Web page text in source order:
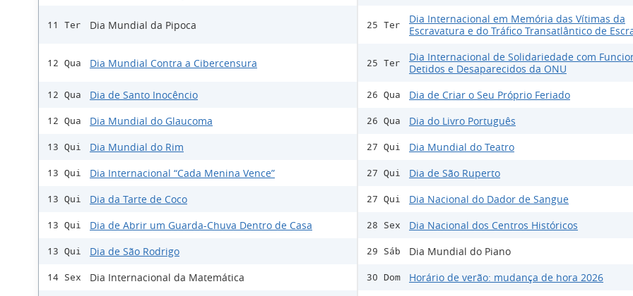
11 Ter Dia Mundial da Pipoca
12 Qua Dia Mundial Contra a Cibercensura
12 Qua Dia de Santo Inocêncio
12 Qua Dia Mundial do Glaucoma
13 Qui Dia Mundial do Rim
13 Qui Dia Internacional “Cada Menina Vence”
13 Qui Dia da Tarte de Coco
13 Qui Dia de Abrir um Guarda-Chuva Dentro de Casa
13 Qui Dia de São Rodrigo
14 Sex Dia Internacional da Matemática
25 Ter
Dia Internacional em Memória das Vítimas da
Escravatura e do Tráfico Transatlântico de
25 Ter
Dia Internacional de Solidariedade com
Detidos e Desaparecidos da ONU
26 Qua Dia de Criar o Seu Próprio Feriado
26 Qua Dia do Livro Português
27 Qui Dia Mundial do Teatro
27 Qui Dia de São Ruperto
27 Qui Dia Nacional do Dador de Sangue
28 Sex Dia Nacional dos Centros Históricos
29 Sáb Dia Mundial do Piano
30 Dom Horário de verão: mudança de hora 2026